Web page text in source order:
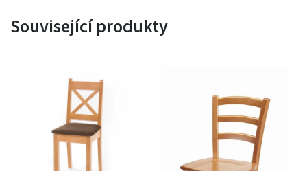
Související produkty